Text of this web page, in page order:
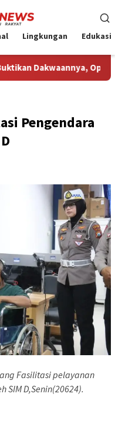
Lingkungan Edukasi
Dakwaannya, Optimistis
Pengendara
Fasilitasi pelayanan
SIM D,Senin(20624).